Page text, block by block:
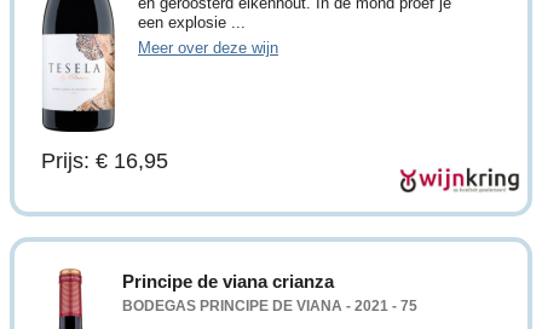
een explosie ...
Meer over deze wijn
Prijs: € 16,95
Principe de viana crianza
BODEGAS PRINCIPE DE VIANA - 2021 - 75